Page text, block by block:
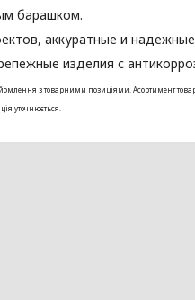
барашком.
аккуратные и
изделия с
з товарними позиціями. Асортимент товару,
уточнюється.